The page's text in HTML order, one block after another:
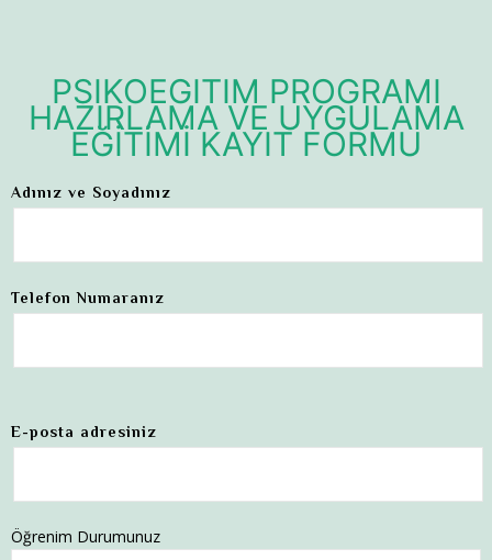
PSİKOEĞİTİM PROGRAMI
HAZIRLAMA VE UYGULAMA
EĞİTİMİ KAYIT FORMU
Adınız ve Soyadınız
Telefon Numaranız
E-posta adresiniz
Öğrenim Durumunuz